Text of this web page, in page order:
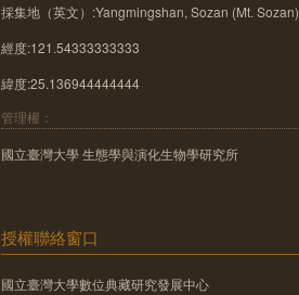
採集地（英文）:Yangmingshan, Sozan (Mt. Sozan)
經度:121.54333333333
緯度:25.136944444444
管理權：
國立臺灣大學 生態學與演化生物學研究所
授權聯絡窗口
國立臺灣大學數位典藏研究發展中心